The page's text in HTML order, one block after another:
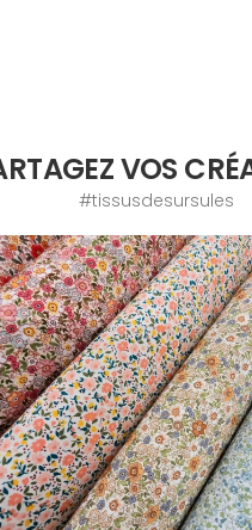
VOS
#tissusdesursules